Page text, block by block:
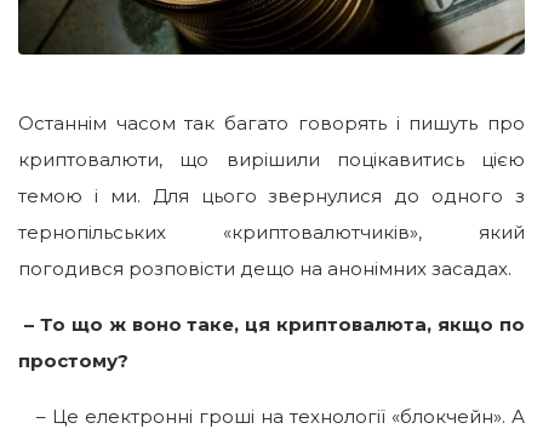
Останнім часом так багато говорять і пишуть про
криптовалюти, що вирішили поцікавитись цією
темою і ми. Для цього звернулися до одного з
тернопільських «криптовалютчиків», який
погодився розповісти дещо на анонімних засадах.
– То що ж воно таке, ця криптовалюта, якщо по
простому?
– Це електронні гроші на технології «блокчейн». А